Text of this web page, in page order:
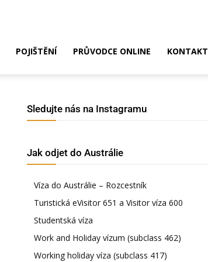
POJIŠTĚNÍ PRŮVODCE ONLINE KONTAKT
Sledujte nás na Instagramu
Jak odjet do Austrálie
Víza do Austrálie – Rozcestník
Turistická eVisitor 651 a Visitor víza 600
Studentská víza
Work and Holiday vízum (subclass 462)
Working holiday víza (subclass 417)